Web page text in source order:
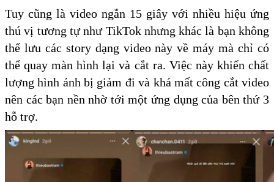
Tuy cũng là video ngắn 15 giây với nhiều hiệu ứng
thú vị tương tự như TikTok nhưng khác là bạn không
thể lưu các story dạng video này về máy mà chỉ có
thể quay màn hình lại và cắt ra. Việc này khiến chất
lượng hình ảnh bị giảm đi và khá mất công cắt video
nên các bạn nền nhờ tới một ứng dụng của bên thứ 3
hỗ trợ.